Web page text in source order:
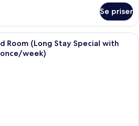
Se priser
Skrivebord, mørklægningsgardiner,
Room (Long Stay Special with
week)